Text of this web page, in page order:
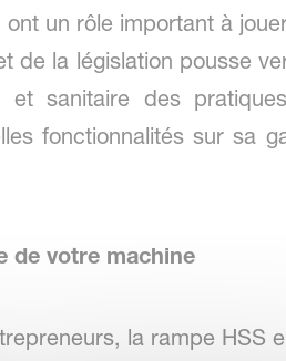
un rôle important à
de la législation pousse
sanitaire des
fonctionnalités sur sa
de votre machine
la rampe HSS